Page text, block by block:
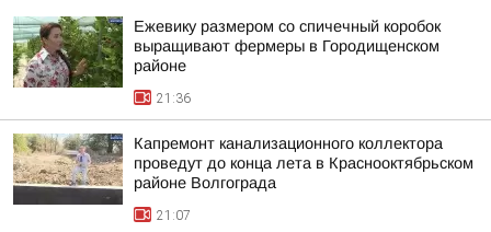
Ежевику размером со спичечный коробок
выращивают фермеры в Городищенском
районе
21:36
Капремонт канализационного коллектора
проведут до конца лета в Краснооктябрьском
районе Волгограда
21:07